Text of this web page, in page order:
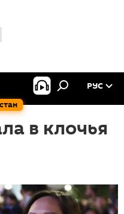
РУС
в клочья